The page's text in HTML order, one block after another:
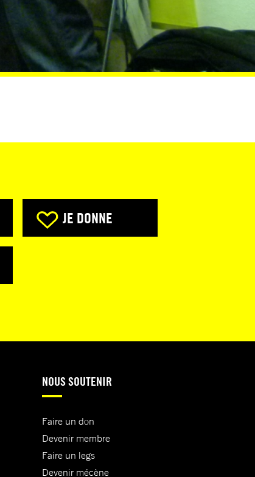
JE DONNE
NOUS SOUTENIR
Faire un don
Devenir membre
Faire un legs
Devenir mécène